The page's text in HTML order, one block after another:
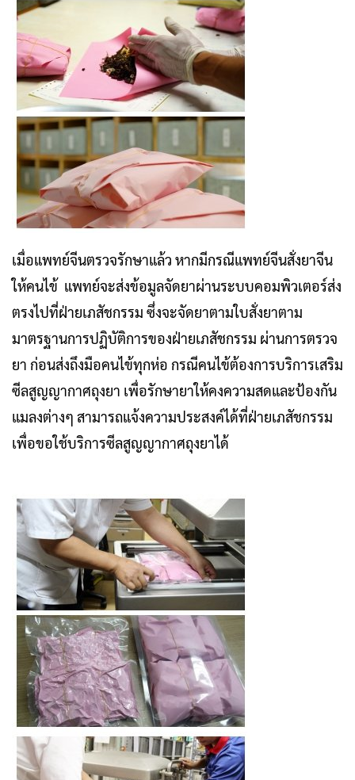
เมื่อแพทย์จีนตรวจรักษาแล้ว หากมีกรณีแพทย์จีนสั่งยาจีน
ให้คนไข้ แพทย์จะส่งข้อมูลจัดยาผ่านระบบคอมพิวเตอร์ส่ง
ตรงไปที่ฝ่ายเภสัชกรรม ซึ่งจะจัดยาตามใบสั่งยาตาม
มาตรฐานการปฏิบัติการของฝ่ายเภสัชกรรม ผ่านการตรวจ
ยา ก่อนส่งถึงมือคนไข้ทุกห่อ กรณีคนไข้ต้องการบริการเสริม
ซีลสูญญากาศถุงยา เพื่อรักษายาให้คงความสดและป้องกัน
แมลงต่างๆ สามารถแจ้งความประสงค์ได้ที่ฝ่ายเภสัชกรรม
เพื่อขอใช้บริการซีลสูญญากาศถุงยาได้